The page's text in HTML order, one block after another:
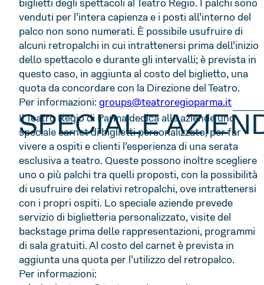
biglietti degli spettacoli al Teatro Regio. I palchi sono
venduti per l’intera capienza e i posti all’interno del
palco non sono numerati. È possibile usufruire di
alcuni retropalchi in cui intrattenersi prima dell’inizio
dello spettacolo e durante gli intervalli; è prevista in
questo caso, in aggiunta al costo del biglietto, una
quota da concordare con la Direzione del Teatro.
Per informazioni: groups@teatroregioparma.it
SPECIALE
Il Teatro Regio di Parma dedica alle aziende uno
speciale carnet di biglietti personalizzato, per far
vivere a ospiti e clienti l’esperienza di una serata
esclusiva a teatro. Queste possono inoltre scegliere
uno o più palchi tra quelli proposti, con la possibilità
di usufruire dei relativi retropalchi, ove intrattenersi
con i propri ospiti. Lo speciale aziende prevede
servizio di biglietteria personalizzato, visite del
backstage prima delle rappresentazioni, programmi
di sala gratuiti. Al costo del carnet è prevista in
aggiunta una quota per l’utilizzo del retropalco.
Per informazioni: